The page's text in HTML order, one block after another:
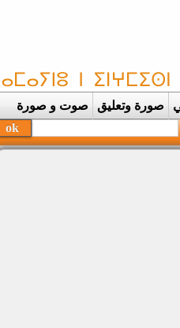
صورة وتعليق صوت و صورة